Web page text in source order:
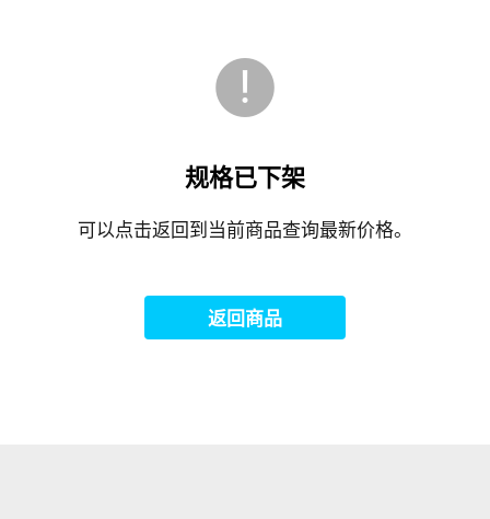
规格已下架
可以点击返回到当前商品查询最新价格。
返回商品